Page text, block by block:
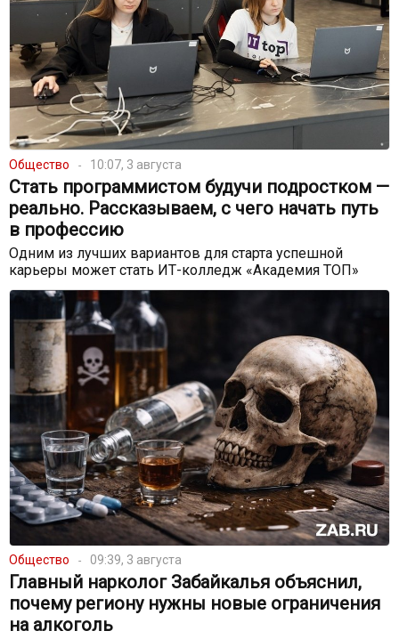
Общество 10:07, 3 августа
Стать программистом будучи подростком —
реально. Рассказываем, с чего начать путь
в профессию
Одним из лучших вариантов для старта успешной
карьеры может стать ИТ-колледж «Академия ТОП»
Общество 09:39, 3 августа
Главный нарколог Забайкалья объяснил,
почему региону нужны новые ограничения
на алкоголь